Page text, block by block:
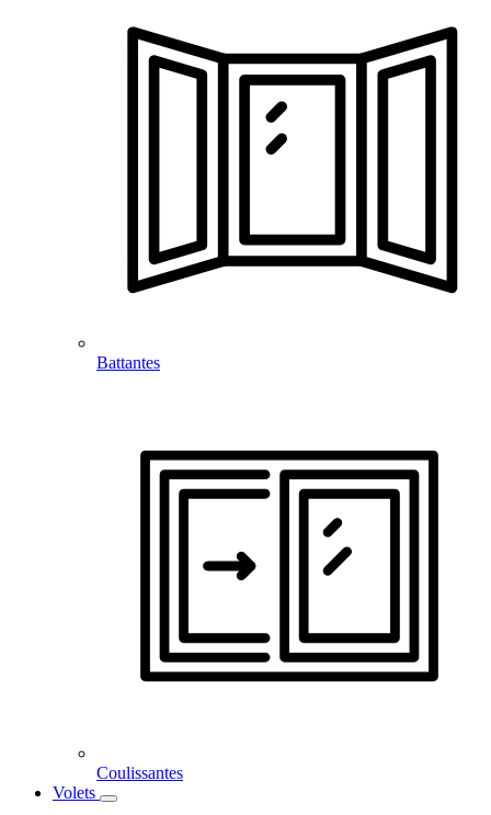
Battantes
Coulissantes
Volets